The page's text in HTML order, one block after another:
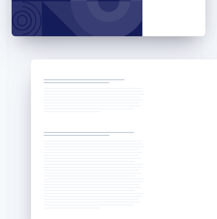
Inde
ItalianoEnglish
Liechtenstein